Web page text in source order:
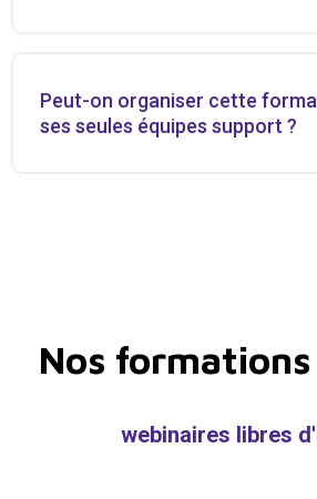
Peut-on organiser cette
ses seules équipes support ?
Nos formations
webinaires libres